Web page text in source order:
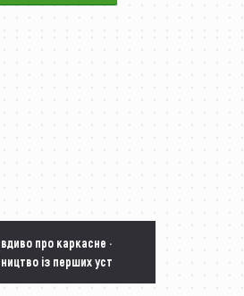
про каркасне ·
із перших уст